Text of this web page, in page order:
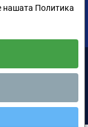
запазени.
нашата Политика